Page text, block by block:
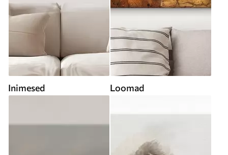
Inimesed Loomad